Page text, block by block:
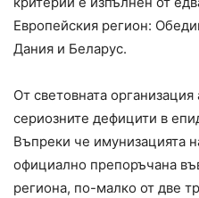
Европейския регион:
Дания и Беларус.
От световната
сериозните дефицити в
Въпреки че имунизацията
официално препоръчана
региона, по-малко от две